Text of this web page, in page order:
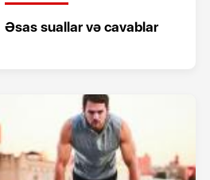
Əsas suallar və cavablar